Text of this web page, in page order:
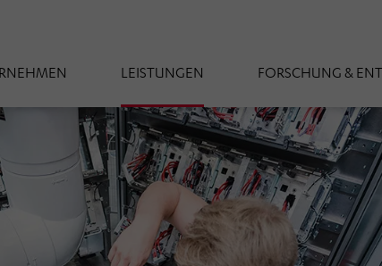
LEISTUNGEN FORSCHUNG &